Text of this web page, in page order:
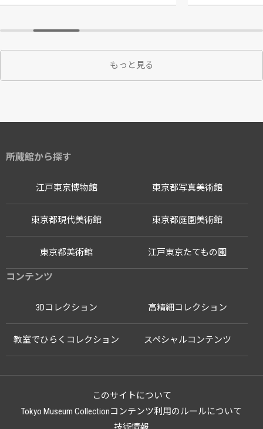
もっと見る
所蔵館から探す
江戸東京博物館
江戸東京たてもの園
東京都写真美術館
東京都現代美術館 東京都庭園美術館
東京都美術館
コンテンツ
3Dコレクション 高精細コレクション
教室でひらくコレクション スペシャルコンテンツ
このサイトについて
Tokyo Museum Collectionコンテンツ利用のルールについて